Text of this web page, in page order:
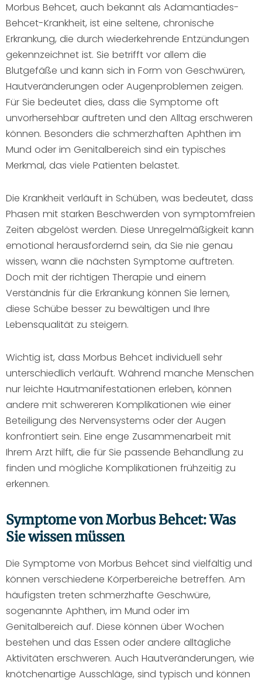
Morbus Behcet, auch bekannt als Adamantiades-
Behcet-Krankheit, ist eine seltene, chronische
Erkrankung, die durch wiederkehrende Entzündungen
gekennzeichnet ist. Sie betrifft vor allem die
Blutgefäße und kann sich in Form von Geschwüren,
Hautveränderungen oder Augenproblemen zeigen.
Für Sie bedeutet dies, dass die Symptome oft
unvorhersehbar auftreten und den Alltag erschweren
können. Besonders die schmerzhaften Aphthen im
Mund oder im Genitalbereich sind ein typisches
Merkmal, das viele Patienten belastet.
Die Krankheit verläuft in Schüben, was bedeutet, dass
Phasen mit starken Beschwerden von symptomfreien
Zeiten abgelöst werden. Diese Unregelmäßigkeit kann
emotional herausfordernd sein, da Sie nie genau
wissen, wann die nächsten Symptome auftreten.
Doch mit der richtigen Therapie und einem
Verständnis für die Erkrankung können Sie lernen,
diese Schübe besser zu bewältigen und Ihre
Lebensqualität zu steigern.
Wichtig ist, dass Morbus Behcet individuell sehr
unterschiedlich verläuft. Während manche Menschen
nur leichte Hautmanifestationen erleben, können
andere mit schwereren Komplikationen wie einer
Beteiligung des Nervensystems oder der Augen
konfrontiert sein. Eine enge Zusammenarbeit mit
Ihrem Arzt hilft, die für Sie passende Behandlung zu
finden und mögliche Komplikationen frühzeitig zu
erkennen.
Symptome von Morbus Behcet: Was
Sie wissen müssen
Die Symptome von Morbus Behcet sind vielfältig und
können verschiedene Körperbereiche betreffen. Am
häufigsten treten schmerzhafte Geschwüre,
sogenannte Aphthen, im Mund oder im
Genitalbereich auf. Diese können über Wochen
bestehen und das Essen oder andere alltägliche
Aktivitäten erschweren. Auch Hautveränderungen, wie
knötchenartige Ausschläge, sind typisch und können